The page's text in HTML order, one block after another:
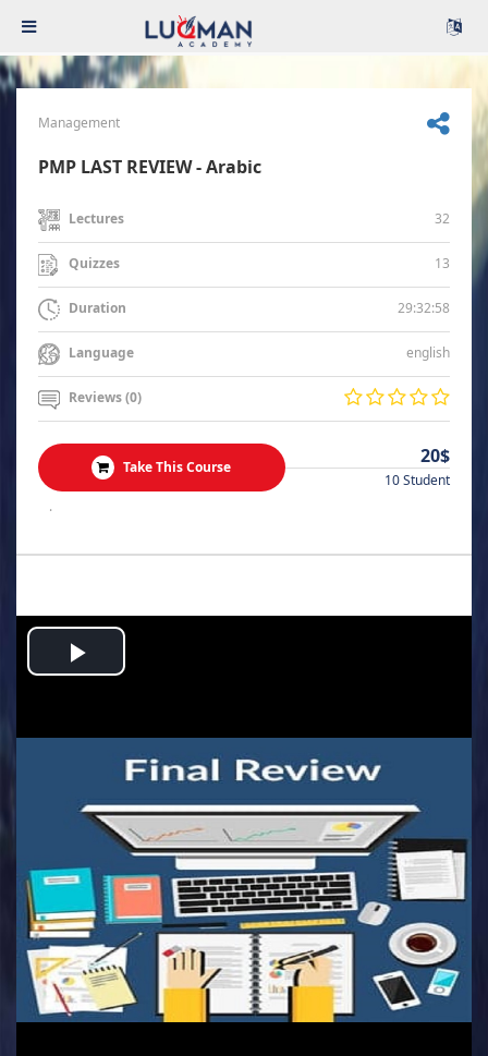
Management
PMP LAST REVIEW - Arabic
Lectures 32
Quizzes 13
Duration 29:32:58
Language english
Reviews (0)
Take This Course 20$
10 Student
.
Play